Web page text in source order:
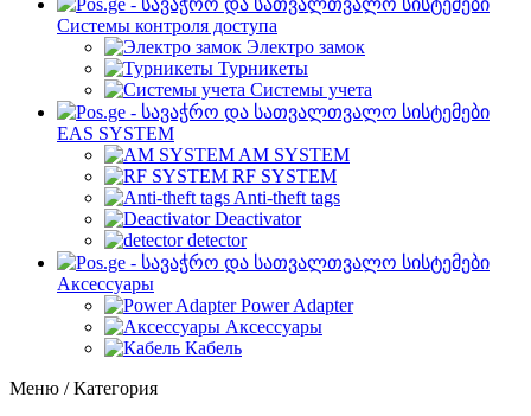
Системы контроля доступа
Электро замок
Турникеты
Cистемы учета
EAS SYSTEM
AM SYSTEM
RF SYSTEM
Anti-theft tags
Deactivator
detector
Аксессуары
Power Adapter
Аксессуары
Кабель
Меню / Категория